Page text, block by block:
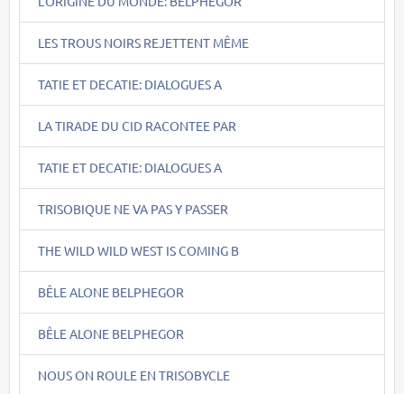
LES TROUS NOIRS REJETTENT MÊME
TATIE ET DECATIE: DIALOGUES A
LA TIRADE DU CID RACONTEE PAR
TATIE ET DECATIE: DIALOGUES A
TRISOBIQUE NE VA PAS Y PASSER
THE WILD WILD WEST IS COMING B
BÊLE ALONE BELPHEGOR
BÊLE ALONE BELPHEGOR
NOUS ON ROULE EN TRISOBYCLE